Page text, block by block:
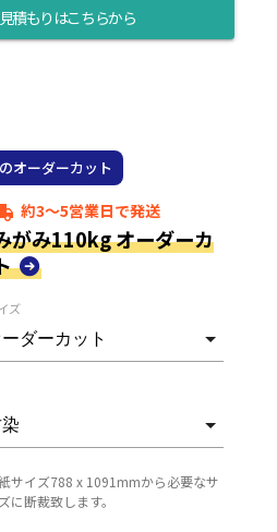
積もりはこちらから
オーダーカット
約3～5営業日で発送
がみ110kg オーダーカ
ズ
サイズ788 x 1091mmから必要なサ
に断裁致します。